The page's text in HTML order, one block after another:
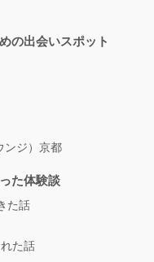
の出会いスポット
ンジ）京都
た体験談
た話
た話